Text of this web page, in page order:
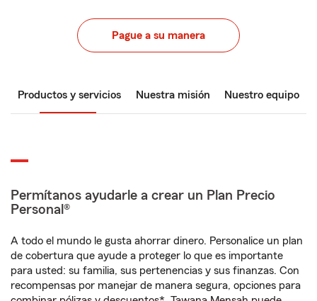
Pague a su manera
Productos y servicios Nuestra misión Nuestro equipo
Permítanos ayudarle a crear un Plan Precio
Personal®
A todo el mundo le gusta ahorrar dinero. Personalice un plan
de cobertura que ayude a proteger lo que es importante
para usted: su familia, sus pertenencias y sus finanzas. Con
recompensas por manejar de manera segura, opciones para